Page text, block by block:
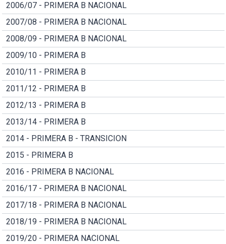
2006/07 - PRIMERA B NACIONAL
2007/08 - PRIMERA B NACIONAL
2008/09 - PRIMERA B NACIONAL
2009/10 - PRIMERA B
2010/11 - PRIMERA B
2011/12 - PRIMERA B
2012/13 - PRIMERA B
2013/14 - PRIMERA B
2014 - PRIMERA B - TRANSICION
2015 - PRIMERA B
2016 - PRIMERA B NACIONAL
2016/17 - PRIMERA B NACIONAL
2017/18 - PRIMERA B NACIONAL
2018/19 - PRIMERA B NACIONAL
2019/20 - PRIMERA NACIONAL